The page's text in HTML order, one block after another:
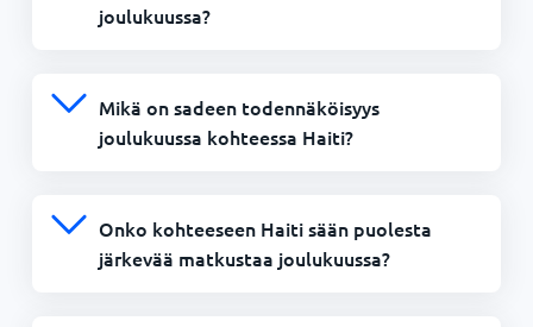
joulukuussa?
Mikä on sadeen todennäköisyys
joulukuussa kohteessa Haiti?
Onko kohteeseen Haiti sään puolesta
järkevää matkustaa joulukuussa?